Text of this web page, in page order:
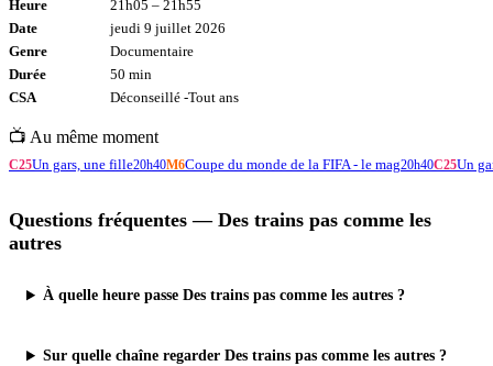
Heure
21h05 – 21h55
Date
jeudi 9 juillet 2026
Genre
Documentaire
Durée
50 min
CSA
Déconseillé -Tout ans
📺 Au même moment
C25Un gars, une fille20h40M6Coupe du monde de la FIFA - le mag20h40C25Un
Questions fréquentes — Des trains pas comme les
autres
À quelle heure passe Des trains pas comme les autres ?
Sur quelle chaîne regarder Des trains pas comme les autres ?